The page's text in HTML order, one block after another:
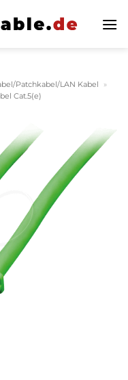
Patchkabel/LAN Kabel
»
Cat.5(e)